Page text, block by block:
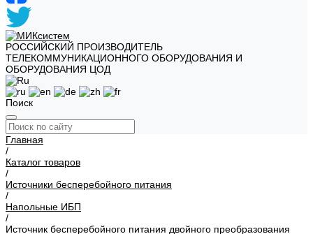
РОССИЙСКИЙ ПРОИЗВОДИТЕЛЬ
ТЕЛЕКОММУНИКАЦИОННОГО ОБОРУДОВАНИЯ И
ОБОРУДОВАНИЯ ЦОД
Поиск
Главная
/
Каталог товаров
/
Источники бесперебойного питания
/
Напольные ИБП
/
Источник бесперебойного питания двойного преобразования